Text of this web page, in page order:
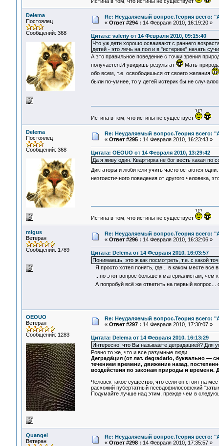
Delema
Постоялец
Сообщений: 368
Re: Неудаляемый вопрос.Теория всего:
« Ответ #294 : 14 Февраля 2010, 16:19:20 »
Цитата: valeriy от 14 Февраля 2010, 09:15:40
Что уж дети хорошо осваивают с раннего
детей - это лечь на пол и в "истерике" начать
А это правильное поведение с точки зрения
получается.И увидишь результат
Мать-
обо всем, т.е. освободишься от своего желания
были по-умнее, то у детей истерик бы не
Истина в том, что истины не существует
Delema
Постоялец
Сообщений: 368
Re: Неудаляемый вопрос.Теория всего:
« Ответ #295 : 14 Февраля 2010, 16:23:43 »
Цитата: OEOUO от 14 Февраля 2010, 13:29:42
Да я живу один. Квартирка не бог весть какая по
Диктаторы и любители учить часто остаются
неэгоистичного поведения от другого человека,
Истина в том, что истины не существует
migus
Ветеран
Сообщений: 1789
Re: Неудаляемый вопрос.Теория всего:
« Ответ #296 : 14 Февраля 2010, 16:32:06 »
Цитата: Delema от 14 Февраля 2010, 16:03:57
Понимаешь, это ж как посмотреть, т.е. с какой
Я просто хотел понять, где... в каком месте все
...но этот вопрос больше к материалистам, чем
А попробуй всё же ответить на первый
OEOUO
Ветеран
Сообщений: 1283
Re: Неудаляемый вопрос.Теория всего:
« Ответ #297 : 14 Февраля 2010, 17:30:07 »
Цитата: Delema от 14 Февраля 2010, 16:13:29
Интересно, что Вы называете деградацией? Для
Ровно то же, что и все разумные люди.
Деграда́ция (от лат. degradatio, буквально —
течением времени, движение назад,
воздействия по законам природы и времени.
Человек такое существо, что если он стоит на
расхожий пубертатный псевдофилософский
Подумайте лучше над этим, прежде чем в
Quangel
Ветеран
Re: Неудаляемый вопрос.Теория всего:
« Ответ #298 : 14 Февраля 2010, 17:35:57 »